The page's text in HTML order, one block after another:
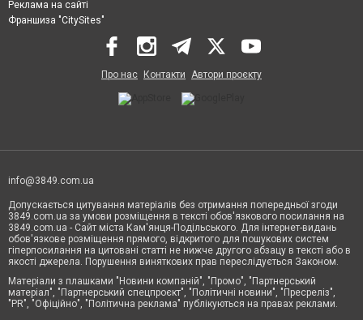
Реклама на сайті
Франшиза "CitySites"
Про нас Контакти Автори проєкту
info@3849.com.ua
Допускається цитування матеріалів без отримання попередньої згоди
3849.com.ua за умови розміщення в тексті обов'язкового посилання на
3849.com.ua - Сайт міста Кам'янця-Подільського. Для інтернет-видань
обов'язкове розміщення прямого, відкритого для пошукових систем
гіперпосилання на цитовані статті не нижче другого абзацу в тексті або в
якості джерела. Порушення виняткових прав переслідується Законом.
Матеріали з плашками "Новини компаній", "Промо", "Партнерський
матеріал", "Партнерський спецпроєкт", "Політичні новини", "Пресреліз",
"PR", "Офіційно", "Політична реклама" публікуються на правах реклами.